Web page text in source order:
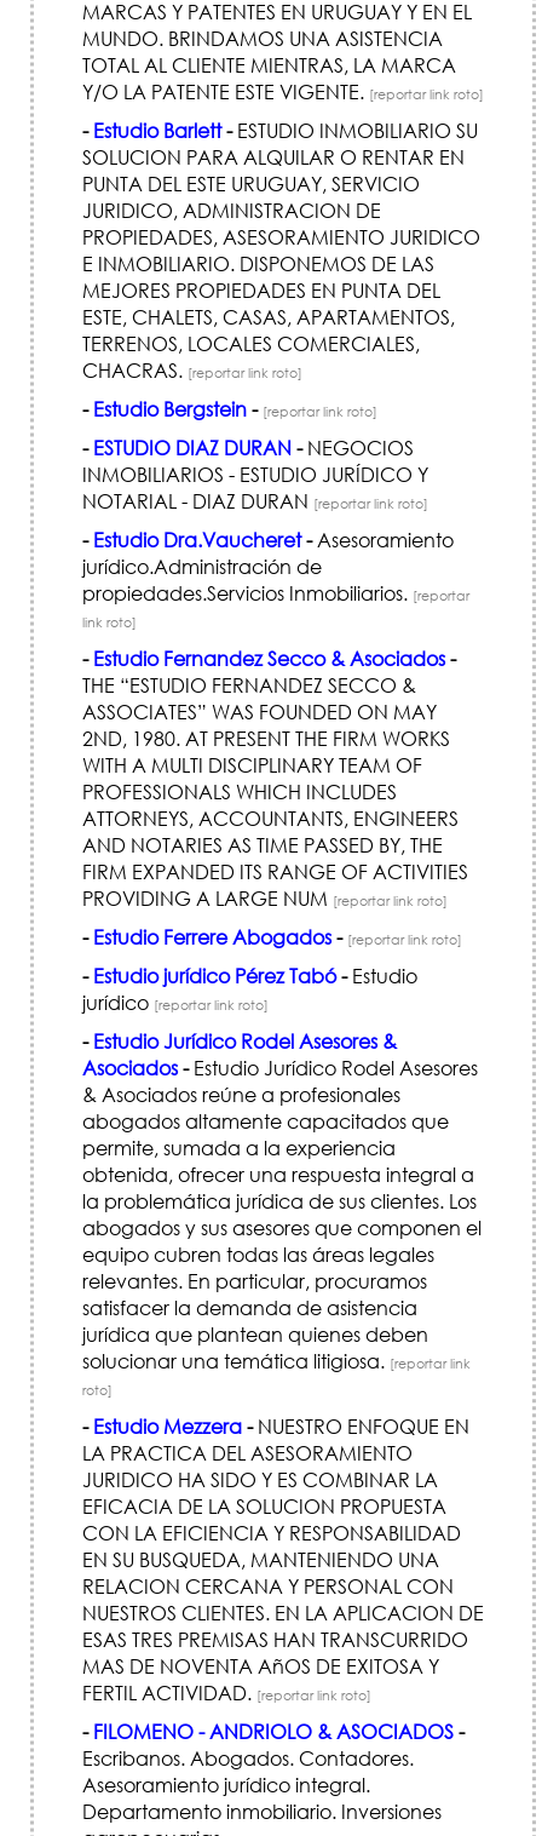
MARCAS Y PATENTES EN URUGUAY Y EN EL
MUNDO. BRINDAMOS UNA ASISTENCIA
TOTAL AL CLIENTE MIENTRAS, LA MARCA
Y/O LA PATENTE ESTE VIGENTE. [reportar link roto]
- Estudio Barlett-ESTUDIO INMOBILIARIO SU
SOLUCION PARA ALQUILAR O RENTAR EN
PUNTA DEL ESTE URUGUAY, SERVICIO
JURIDICO, ADMINISTRACION DE
PROPIEDADES, ASESORAMIENTO JURIDICO
E INMOBILIARIO. DISPONEMOS DE LAS
MEJORES PROPIEDADES EN PUNTA DEL
ESTE, CHALETS, CASAS, APARTAMENTOS,
TERRENOS, LOCALES COMERCIALES,
CHACRAS. [reportar link roto]
- Estudio Bergstein- [reportar link roto]
- ESTUDIO DIAZ DURAN-NEGOCIOS
INMOBILIARIOS - ESTUDIO JURÍDICO Y
NOTARIAL - DIAZ DURAN [reportar link roto]
- Estudio Dra.Vaucheret-Asesoramiento
jurídico.Administración de
propiedades.Servicios Inmobiliarios. [reportar
link roto]
- Estudio Fernandez Secco & Asociados-
THE “ESTUDIO FERNANDEZ SECCO &
ASSOCIATES” WAS FOUNDED ON MAY
2ND, 1980. AT PRESENT THE FIRM WORKS
WITH A MULTI DISCIPLINARY TEAM OF
PROFESSIONALS WHICH INCLUDES
ATTORNEYS, ACCOUNTANTS, ENGINEERS
AND NOTARIES AS TIME PASSED BY, THE
FIRM EXPANDED ITS RANGE OF ACTIVITIES
PROVIDING A LARGE NUM [reportar link roto]
- Estudio Ferrere Abogados- [reportar link roto]
- Estudio jurídico Pérez Tabó-Estudio
jurídico [reportar link roto]
- Estudio Jurídico Rodel Asesores &
Asociados-Estudio Jurídico Rodel Asesores
& Asociados reúne a profesionales
abogados altamente capacitados que
permite, sumada a la experiencia
obtenida, ofrecer una respuesta integral a
la problemática jurídica de sus clientes. Los
abogados y sus asesores que componen el
equipo cubren todas las áreas legales
relevantes. En particular, procuramos
satisfacer la demanda de asistencia
jurídica que plantean quienes deben
solucionar una temática litigiosa. [reportar link
roto]
- Estudio Mezzera-NUESTRO ENFOQUE EN
LA PRACTICA DEL ASESORAMIENTO
JURIDICO HA SIDO Y ES COMBINAR LA
EFICACIA DE LA SOLUCION PROPUESTA
CON LA EFICIENCIA Y RESPONSABILIDAD
EN SU BUSQUEDA, MANTENIENDO UNA
RELACION CERCANA Y PERSONAL CON
NUESTROS CLIENTES. EN LA APLICACION DE
ESAS TRES PREMISAS HAN TRANSCURRIDO
MAS DE NOVENTA AñOS DE EXITOSA Y
FERTIL ACTIVIDAD. [reportar link roto]
- FILOMENO - ANDRIOLO & ASOCIADOS-
Escribanos. Abogados. Contadores.
Asesoramiento jurídico integral.
Departamento inmobiliario. Inversiones